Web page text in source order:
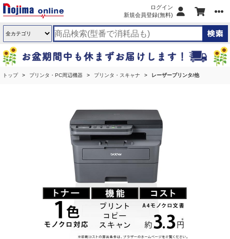
ログイン
新規会員登録(無料)
トップ プリンタ・PC周辺機器 プリンタ・スキャナ レーザープリンタ/他